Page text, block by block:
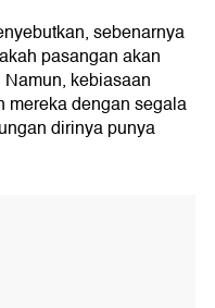
sebenarnya
pasangan akan
kebiasaan
mereka dengan segala
dirinya punya